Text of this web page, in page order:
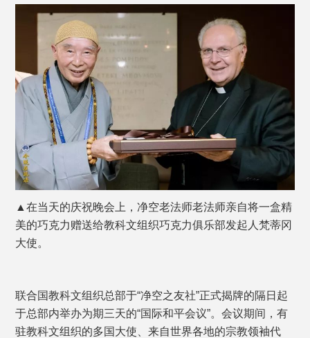
▲在当天的庆祝晚会上，净空老法师老法师亲自将一盒精
美的巧克力赠送给教科文组织巧克力俱乐部发起人梵蒂冈
大使。
联合国教科文组织总部于“净空之友社”正式揭牌的隔日起
于总部内举办为期三天的“国际和平会议”。会议期间，有
驻教科文组织的多国大使、来自世界各地的宗教领袖代